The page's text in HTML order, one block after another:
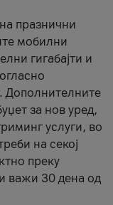
празнични
мобилни
гигабајти и
Дополнителните
за нов уред,
услуги, во
на секој
преку
важи 30 дена од